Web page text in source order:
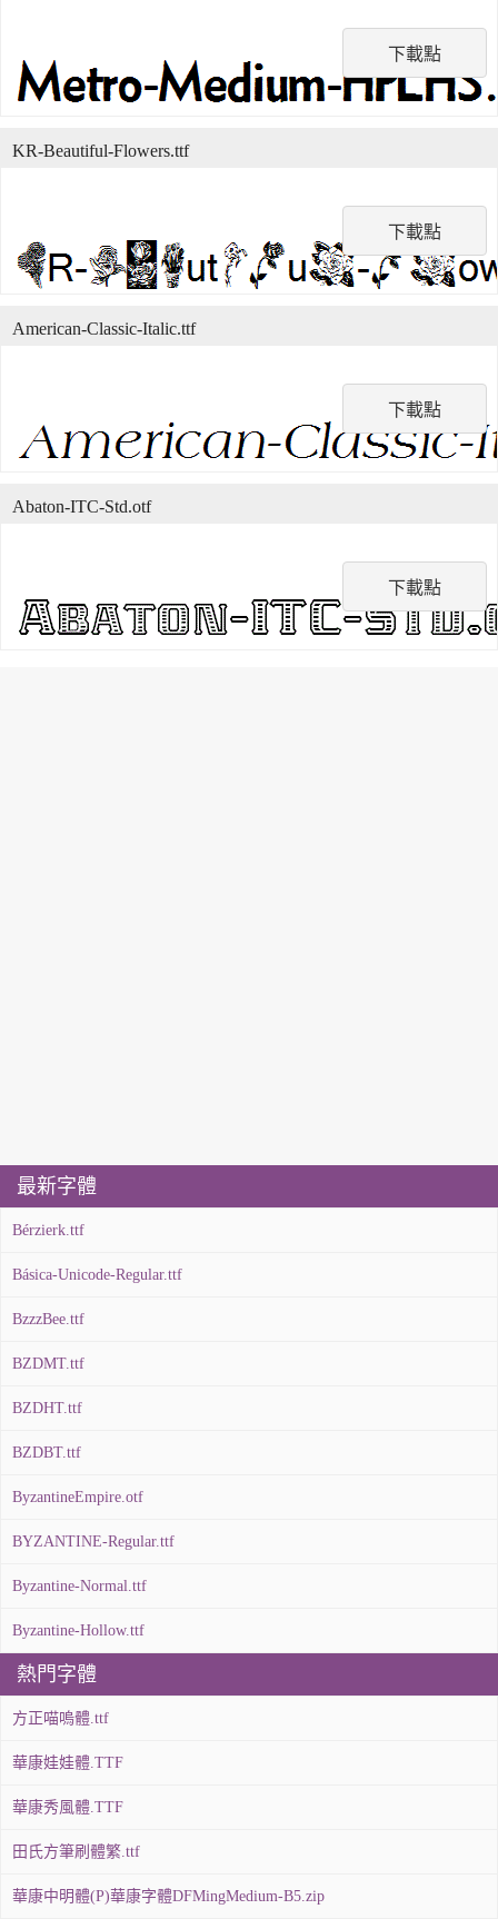
下載點
下載點
KR-Beautiful-Flowers.ttf
下載點
American-Classic-Italic.ttf
下載點
Abaton-ITC-Std.otf
最新字體
Bérzierk.ttf
Básica-Unicode-Regular.ttf
BzzzBee.ttf
BZDMT.ttf
BZDHT.ttf
BZDBT.ttf
ByzantineEmpire.otf
BYZANTINE-Regular.ttf
Byzantine-Normal.ttf
Byzantine-Hollow.ttf
熱門字體
方正喵嗚體.ttf
華康娃娃體.TTF
華康秀風體.TTF
田氏方筆刷體繁.ttf
華康中明體(P)華康字體DFMingMedium-B5.zip